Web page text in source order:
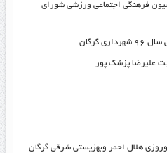
فرهنگی اجتماعی ورزشی شورای
علیرضا پزشک پور
هلال احمر وبهزیستی شرقی گرگان